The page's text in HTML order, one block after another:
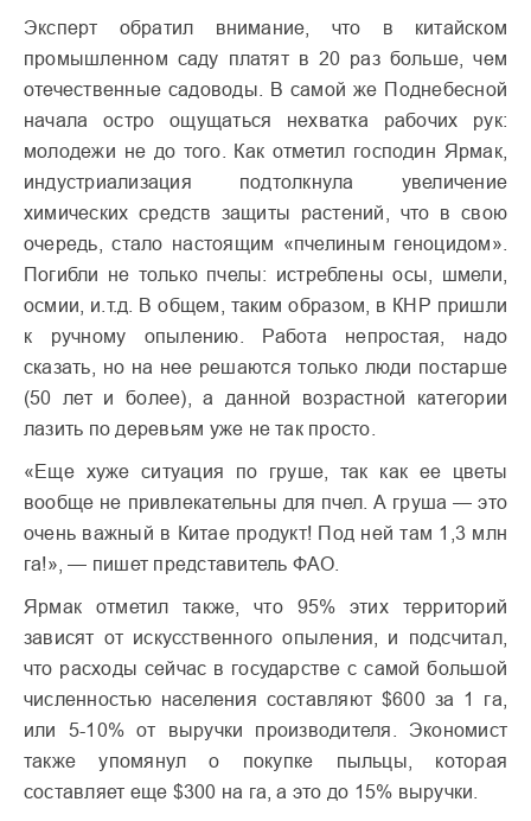
Эксперт обратил внимание, что в ​​китайском
промышленном саду платят в 20 раз больше, чем
отечественные садоводы. В самой же Поднебесной
начала остро ощущаться нехватка рабочих рук:
молодежи не до того. Как отметил господин Ярмак,
индустриализация подтолкнула увеличение
химических средств защиты растений, что в свою
очередь, стало настоящим «пчелиным геноцидом».
Погибли не только пчелы: истреблены осы, шмели,
осмии, и.т.д. В общем, таким образом, в КНР пришли
к ручному опылению. Работа непростая, надо
сказать, но на нее решаются только люди постарше
(50 лет и более), а данной возрастной категории
лазить по деревьям уже не так просто.
«Еще хуже ситуация по груше, так как ее цветы
вообще не привлекательны для пчел. А груша — это
очень важный в Китае продукт! Под ней там 1,3 млн
га!», — пишет представитель ФАО.
Ярмак отметил также, что 95% этих территорий
зависят от искусственного опыления, и подсчитал,
что расходы сейчас в государстве с самой большой
численностью населения составляют $600 за 1 га,
или 5-10% от выручки производителя. Экономист
также упомянул о покупке пыльцы, которая
составляет еще $300 на га, а это до 15% выручки.